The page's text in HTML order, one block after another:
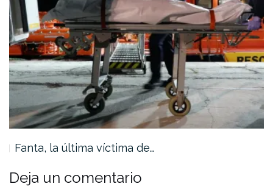
Fanta, la última víctima de…
Deja un comentario